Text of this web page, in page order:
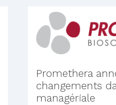
Promethera
changements
managériale